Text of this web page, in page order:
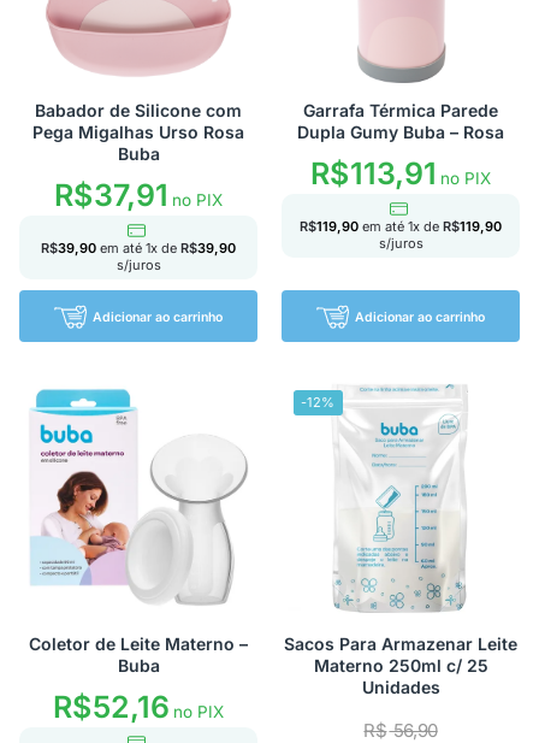
Babador de Silicone com
Pega Migalhas Urso Rosa
Buba
R$37,91 no PIX
R$39,90 em até 1x de R$39,90
s/juros
Adicionar ao carrinho
Garrafa Térmica Parede
Dupla Gumy Buba – Rosa
R$113,91 no PIX
R$119,90 em até 1x de R$119,90
s/juros
Adicionar ao carrinho
Coletor de Leite Materno –
Buba
R$52,16 no PIX
-12%
Sacos Para Armazenar Leite
Materno 250ml c/ 25
Unidades
R$56,90